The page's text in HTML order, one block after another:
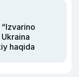
haqida